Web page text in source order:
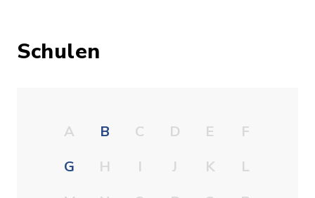
Schulen
A B C D E
F
G
H I J K
L